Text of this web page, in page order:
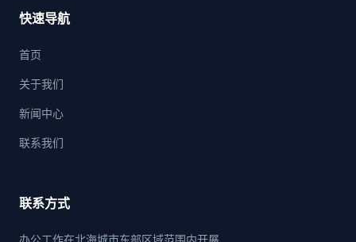
快速导航
首页
关于我们
新闻中心
联系我们
联系方式
办公工作在北海城市东部区域范围内开展